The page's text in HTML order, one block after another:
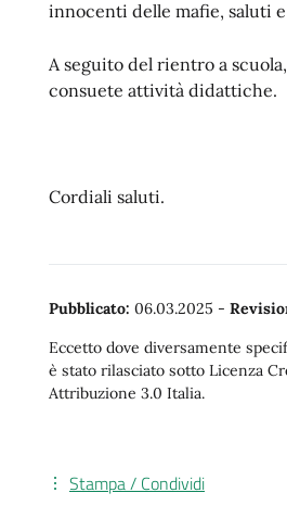
innocenti delle mafie, saluti
A seguito del rientro a
consuete attività didattiche.
Cordiali saluti.
Pubblicato: 06.03.2025 -
Eccetto dove diversamente
è stato rilasciato sotto Licenza
Attribuzione 3.0 Italia.
Stampa / Condividi